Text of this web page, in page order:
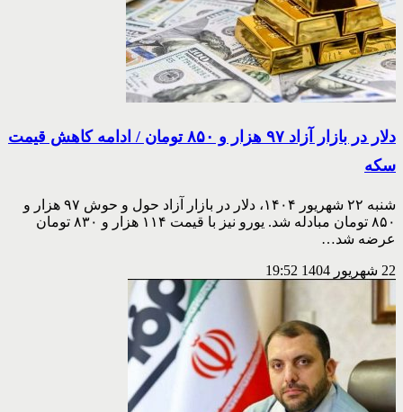
دلار در بازار آزاد ۹۷ هزار و ۸۵۰ تومان / ادامه کاهش قیمت
سکه
شنبه ۲۲ شهریور ۱۴۰۴، دلار در بازار آزاد حول و حوش ۹۷ هزار و
۸۵۰ تومان مبادله شد. یورو نیز با قیمت ۱۱۴ هزار و ۸۳۰ تومان
عرضه شد…
22 شهریور 1404 19:52